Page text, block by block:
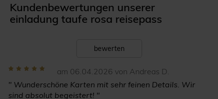
Kundenbewertungen unserer
einladung taufe rosa reisepass
bewerten
am 06.04.2026 von Andreas D.
" Wunderschöne Karten mit sehr feinen Details. Wir
sind absolut begeistert! "